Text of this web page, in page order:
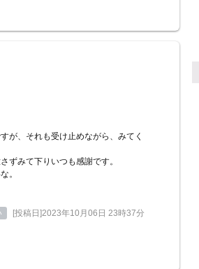
が、それも受け止めながら、みてく
ずみて下りいつも感謝です。
。
[投稿日]2023年10月06日 23時37分